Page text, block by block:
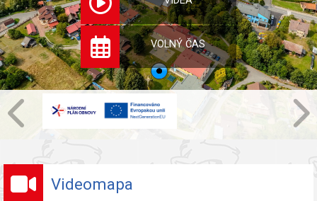
VOLNÝ ČAS
Videomapa